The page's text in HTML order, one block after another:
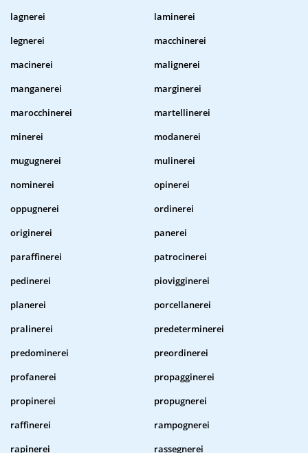
lagnerei
laminerei
legnerei
macchinerei
macinerei
malignerei
manganerei
marginerei
marocchinerei
martellinerei
minerei
modanerei
mugugnerei
mulinerei
nominerei
opinerei
oppugnerei
ordinerei
originerei
panerei
paraffinerei
patrocinerei
pedinerei
piovigginerei
planerei
porcellanerei
pralinerei
predeterminerei
predominerei
preordinerei
profanerei
propagginerei
propinerei
propugnerei
raffinerei
rampognerei
rapinerei
rassegnerei